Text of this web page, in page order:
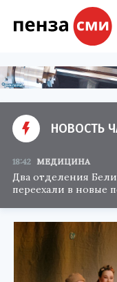
НОВОСТЬ
18:42 МЕДИЦИНА
Два отделения
переехали в новые